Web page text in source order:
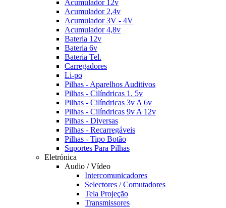
Acumulador 12v
Acumulador 2,4v
Acumulador 3V - 4V
Acumulador 4,8v
Bateria 12v
Bateria 6v
Bateria Tel.
Carregadores
Li-po
Pilhas - Aparelhos Auditivos
Pilhas - Cilíndricas 1. 5v
Pilhas - Cilíndricas 3v A 6v
Pilhas - Cilíndricas 9v A 12v
Pilhas - Diversas
Pilhas - Recarregáveis
Pilhas - Tipo Botão
Suportes Para Pilhas
Eletrónica
Audio / Vídeo
Intercomunicadores
Selectores / Comutadores
Tela Projeção
Transmissores